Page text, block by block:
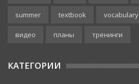
summer textbook vocabulary
видео планы тренинги
КАТЕГОРИИ